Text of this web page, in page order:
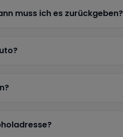
muss ich es zurückgeben?